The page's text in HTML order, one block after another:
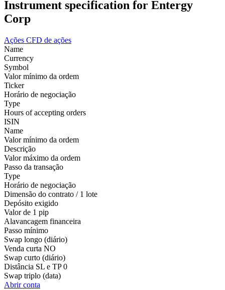
Instrument specification for Entergy
Corp
Ações CFD de ações
Name
Currency
Symbol
Valor mínimo da ordem
Ticker
Horário de negociação
Type
Hours of accepting orders
ISIN
Name
Valor mínimo da ordem
Descrição
Valor máximo da ordem
Passo da transação
Type
Horário de negociação
Dimensão do contrato / 1 lote
Depósito exigido
Valor de 1 pip
Alavancagem financeira
Passo mínimo
Swap longo (diário)
Venda curta NO
Swap curto (diário)
Distância SL e TP 0
Swap triplo (data)
Abrir conta